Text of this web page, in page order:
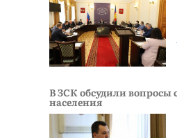
В ЗСК обсудили вопросы
населения